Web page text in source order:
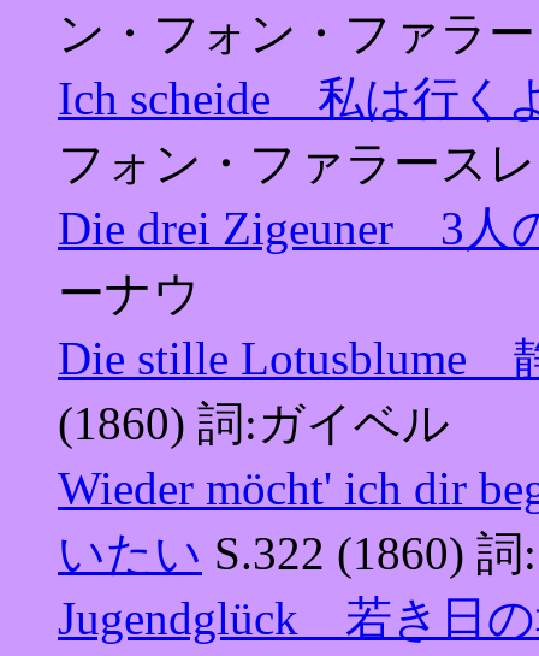
ン・フォン・ファラ
Ich scheide 私は行く
フォン・ファラース
Die drei Zigeuner 3人
ーナウ
Die stille Lotusblume
(1860) 詞:ガイベル
Wieder möcht' ich dir
いたい S.322 (1860)
Jugendglück 若き日